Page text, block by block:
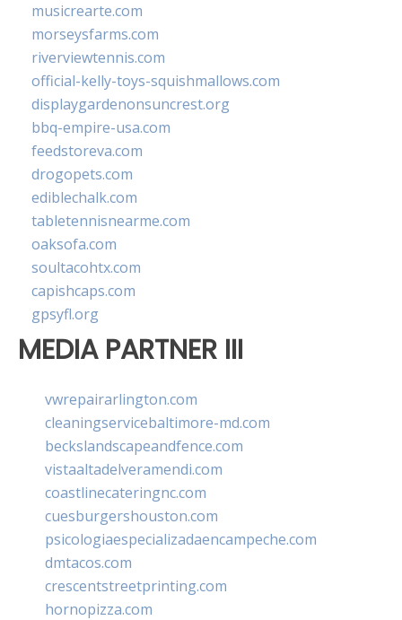
musicrearte.com
morseysfarms.com
riverviewtennis.com
official-kelly-toys-squishmallows.com
displaygardenonsuncrest.org
bbq-empire-usa.com
feedstoreva.com
drogopets.com
ediblechalk.com
tabletennisnearme.com
oaksofa.com
soultacohtx.com
capishcaps.com
gpsyfl.org
MEDIA PARTNER III
vwrepairarlington.com
cleaningservicebaltimore-md.com
beckslandscapeandfence.com
vistaaltadelveramendi.com
coastlinecateringnc.com
cuesburgershouston.com
psicologiaespecializadaencampeche.com
dmtacos.com
crescentstreetprinting.com
hornopizza.com